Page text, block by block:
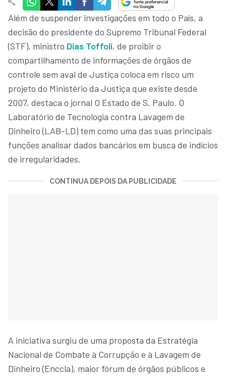
Além de suspender investigações em todo o País, a
decisão do presidente do Supremo Tribunal Federal
(STF), ministro Dias Toffoli, de proibir o
compartilhamento de informações de órgãos de
controle sem aval de Justiça coloca em risco um
projeto do Ministério da Justiça que existe desde
2007, destaca o jornal O Estado de S. Paulo. O
Laboratório de Tecnologia contra Lavagem de
Dinheiro (LAB-LD) tem como uma das suas principais
funções analisar dados bancários em busca de indícios
de irregularidades.
CONTINUA DEPOIS DA PUBLICIDADE
A iniciativa surgiu de uma proposta da Estratégia
Nacional de Combate à Corrupção e à Lavagem de
Dinheiro (Enccla), maior fórum de órgãos públicos e